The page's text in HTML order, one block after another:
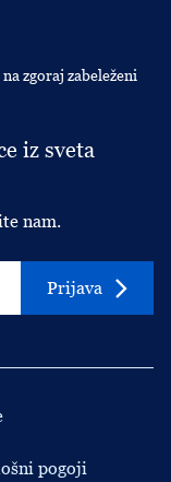
zgoraj zabeleženi
iz sveta
nam.
Prijava
pogoji